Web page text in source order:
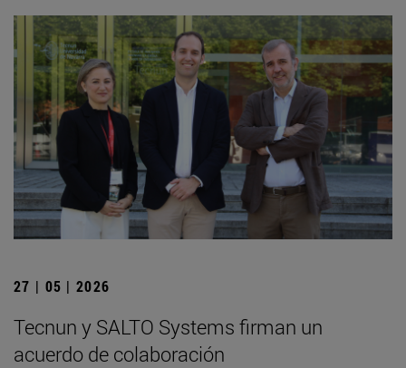
27 | 05 | 2026
Tecnun y SALTO Systems firman un
acuerdo de colaboración